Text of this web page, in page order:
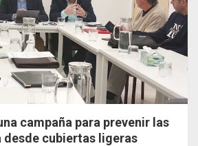
campaña para prevenir las
desde cubiertas ligeras